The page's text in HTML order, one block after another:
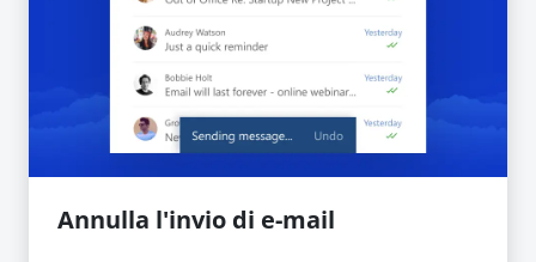
Annulla l'invio di e-mail